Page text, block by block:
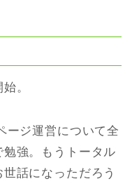
。
ージ運営について全
強。もうトータル
話になっただろう